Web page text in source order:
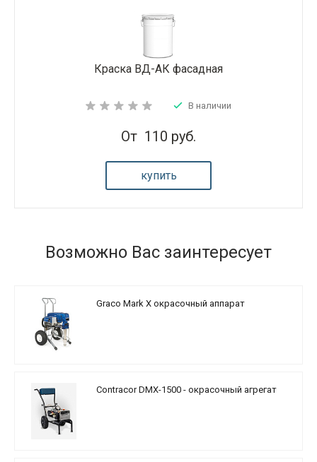
Краска ВД-АК фасадная
В наличии
От 110 руб.
купить
Возможно Вас заинтересует
Graco Mark X окрасочный аппарат
Contracor DMX-1500 - окрасочный агрегат